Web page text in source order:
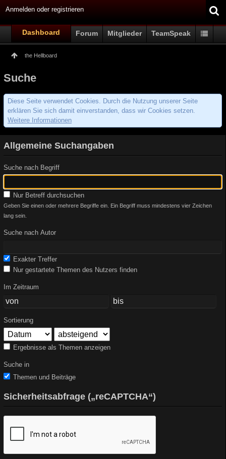
Anmelden oder registrieren
Dashboard Forum Mitglieder TeamSpeak
the Hellboard
Suche
Diese Seite verwendet Cookies. Durch die Nutzung unserer Seite
erklären Sie sich damit einverstanden, dass wir Cookies setzen.
Weitere Informationen
Allgemeine Suchangaben
Suche nach Begriff
Nur Betreff durchsuchen
Geben Sie einen oder mehrere Begriffe ein. Ein Begriff muss mindestens vier Zeichen
lang sein.
Suche nach Autor
Exakter Treffer
Nur gestartete Themen des Nutzers finden
Im Zeitraum
Sortierung
Ergebnisse als Themen anzeigen
Suche in
Themen und Beiträge
Sicherheitsabfrage („reCAPTCHA“)